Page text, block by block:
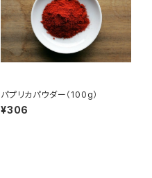
パプリカパウダー（100g）
¥306